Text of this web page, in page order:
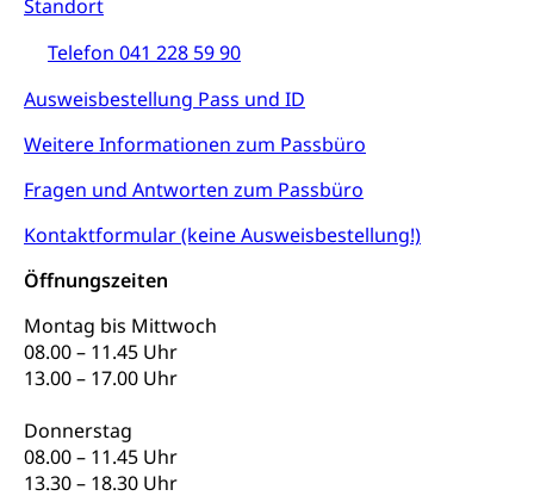
Standort
Telefon 041 228 59 90
Ausweisbestellung Pass und ID
Weitere Informationen zum Passbüro
Fragen und Antworten zum Passbüro
Kontaktformular (keine Ausweisbestellung!)
Öffnungszeiten
Montag bis Mittwoch
08.00 – 11.45 Uhr
13.00 – 17.00 Uhr
Donnerstag
08.00 – 11.45 Uhr
13.30 – 18.30 Uhr
Altersrente, Invalidenrente, Witwenrente,
Sozialversicherung, Vorsorgeeinrichtung,
Säule, Hilflosenentschädigung,
Todesfallversicherung
Hilfslosenentschädigung (WAS Luzern)
AHV-Hinterlassenenrente (WAS Luzern)
AHV-Beiträge (WAS Luzern)
Informationsstelle AHV/IV
Ergänzungsleistungen (EL) (WAS Luzern)
IV-Leistungen (WAS Luzern)
Behinderung
Körperbehinderung, körperliche Behinderung,
geistige Behinderung, psychische Behinderung,
Erwerbsunfähigkeit, Behinderte
Inklusion im Sport
Menschen mit Behinderungen
Kultur und Medien
Archive und Bibliotheken
Bücher, Bundesarchiv, Landesbibliothek